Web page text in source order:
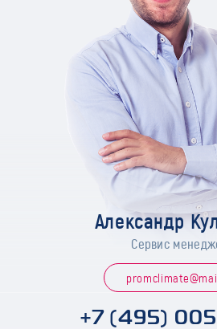
Александр
Сервис
+7 (495)